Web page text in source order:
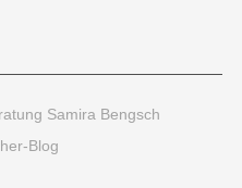
Samira Bengsch
Blog